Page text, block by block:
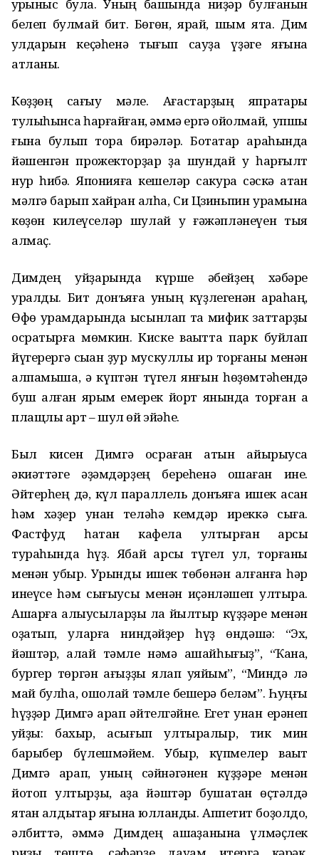
ҡурҡыныс була. Уның башында ниҙәр булғанын
белеп булмай бит. Бөгөн, ярай, шым ята. Дим
ҡулдарын кеҫәһенә тығып сауҙа үҙәге яғына
атланы.
Көҙҙөң сағыу мәле. Ағастарҙың япраҡтары
тулыһынса һарғайған, әммә ергә ҡойолмай, ҡупшы
ғына булып тора бирәләр. Ботаҡтар араһында
йәшенгән прожекторҙар ҙа шундай уҡ һарғылт
нур һибә. Японияға кешеләр сакура сәскә атҡан
мәлгә барып хайран ҡалһа, Си Цзиньпин урамына
көҙөн килеүселәр шулай уҡ ғәжәпләнеүен тыя
алмаҫ.
Димдең уйҙарында күрше әбейҙең хәбәре
уралды. Бит донъяға уның күҙлегенән ҡараһаң,
Өфө урамдарында ысынлап та мифик заттарҙы
осратырға мөмкин. Киске ваҡытта парк буйлап
йүгерергә сыҡҡан ҙур мускуллы ир торғаны менән
алпамыша, ә күптән түгел янғын һөҙөмтәһендә
буш ҡалған ярым емерек йорт янында торған аҡ
плащлы ҡарт – шул өй эйәһе.
Был кисен Димгә осраған ҡатын айырыуса
әкиәттәге әҙәмдәрҙең береһенә оҡшаған ине.
Әйтерһең дә, күл параллель донъяға ишек асҡан
һәм хәҙер унан теләһә кемдәр иреккә сыға.
Фастфуд һатҡан кафела ултырған ҡарсыҡ
тураһында һүҙ. Ябай ҡарсыҡ түгел ул, торғаны
менән убыр. Урынды ишек төбөнән алғанға һәр
инеүсе һәм сығыусы менән иҫәнләшеп ултыра.
Ашарға алыусыларҙы ла йылтыр күҙҙәре менән
оҙатып, уларға ниндәйҙер һүҙ өндәшә: “Эх,
йәштәр, ҡалай тәмле нәмә ашайһығыҙ”, “Ҡана,
бургер төргән ҡағыҙҙы ялап ҡуяйым”, “Миндә лә
май булһа, ошолай тәмле бешерә беләм”. Һуңғы
һүҙҙәр Димгә ҡарап әйтелгәйне. Егет унан ерәнеп
ҡуйҙы: бахыр, асығып ултыралыр, тик мин
барыбер бүлешмәйем. Убыр, күпмелер ваҡыт
Димгә ҡарап, уның сәйнәгәнен күҙҙәре менән
йотоп ултырҙы, аҙаҡ йәштәр бушатҡан өҫтәлдә
ятҡан ҡалдыҡтар яғына юлланды. Аппетит боҙолдо,
әлбиттә, әммә Димдең ашҡаҙанына үлмәҫлек